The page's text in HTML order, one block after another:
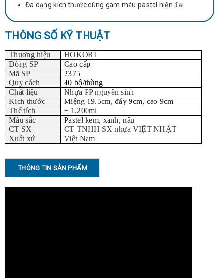
Đa dạng kích thước cùng gam màu pastel hiện đại
THÔNG SỐ KỸ THUẬT
Thương hiệu
HOKORI
Dòng SP
Cao cấp
Mã SP
2375
Quy cách
40 bộ/thùng
Chất liệu
Nhựa PP nguyên sinh
Kich thước
Miệng 19.5cm, đáy 9cm, cao 9cm
Thể tích
± 1.200ml
Màu sắc
Pastel kem, xanh, nâu
CT SX
CT TNHH SX nhựa VIỆT NHẬT
Xuất xứ
Việt Nam
THÔNG TIN SẢN PHẨM